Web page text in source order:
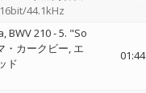
44.1kHz
BWV 210 - 5. "So
・カークビー エ
ド
01:44